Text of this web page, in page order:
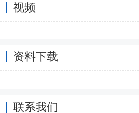
视频
资料下载
联系我们